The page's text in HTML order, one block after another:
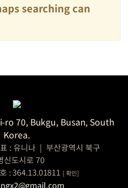
searching can
ro 70, Bukgu, Busan, South
Korea.
: 유니나 | 부산광역시 북구
신도시로 70
: 364.13.01811 [확인]